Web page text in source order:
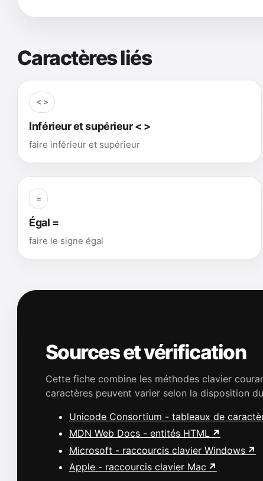
Caractères liés
< >
Inférieur et supérieur < >
faire inférieur et supérieur
=
Égal =
faire le signe égal
Sources et vérification
Cette fiche combine les méthodes clavier
caractères peuvent varier selon la disposition
Unicode Consortium - tableaux de
MDN Web Docs - entités HTML
Microsoft - raccourcis clavier Windows
Apple - raccourcis clavier Mac